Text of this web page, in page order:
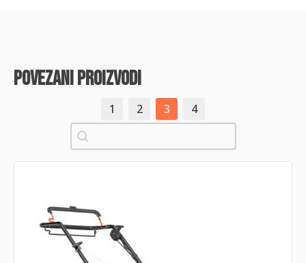
povezani proizvodi
1 2 3
4
Pretraži